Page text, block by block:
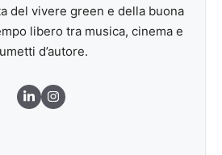
del vivere green e della buona
libero tra musica, cinema e
d’autore.